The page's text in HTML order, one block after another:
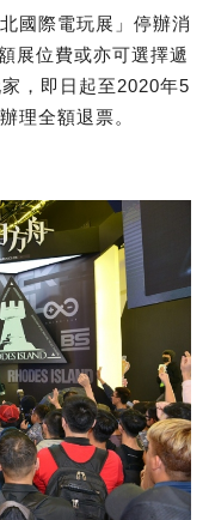
國際電玩展」停辦消
展位費或亦可選擇遞
，即日起至2020年5
理全額退票。